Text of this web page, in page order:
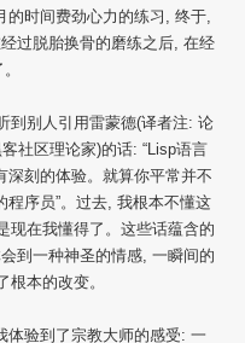
的时间费劲心力的练习, 终于,
过脱胎换骨的磨练之后, 在经
到别人引用雷蒙德(译者注: 论
社区理论家)的话: “Lisp语言
刻的体验。就算你平常并不
序员”。过去, 我根本不懂这
现在我懂得了。这些话蕴含的
到一种神圣的情感, 一瞬间的
本的改变。
体验到了宗教大师的感受: 一